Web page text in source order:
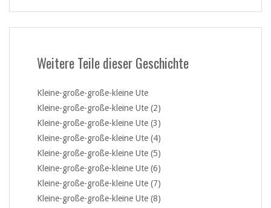
Weitere Teile dieser Geschichte
Kleine-große-große-kleine Ute
Kleine-große-große-kleine Ute (2)
Kleine-große-große-kleine Ute (3)
Kleine-große-große-kleine Ute (4)
Kleine-große-große-kleine Ute (5)
Kleine-große-große-kleine Ute (6)
Kleine-große-große-kleine Ute (7)
Kleine-große-große-kleine Ute (8)